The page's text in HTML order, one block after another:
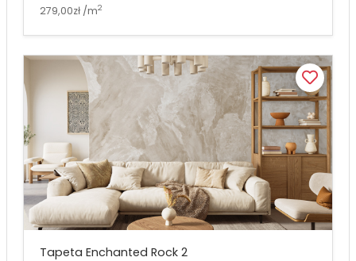
279,00zł /m2
Tapeta Enchanted Rock 2